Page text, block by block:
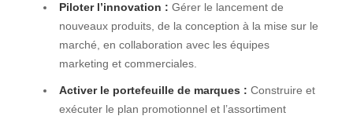
Piloter l’innovation : Gérer le lancement de
nouveaux produits, de la conception à la mise sur le
marché, en collaboration avec les équipes
marketing et commerciales.
Activer le portefeuille de marques : Construire et
exécuter le plan promotionnel et l’assortiment